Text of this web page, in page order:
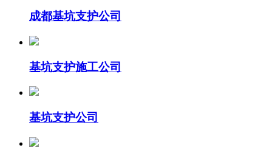
成都基坑支护公司
基坑支护施工公司
基坑支护公司